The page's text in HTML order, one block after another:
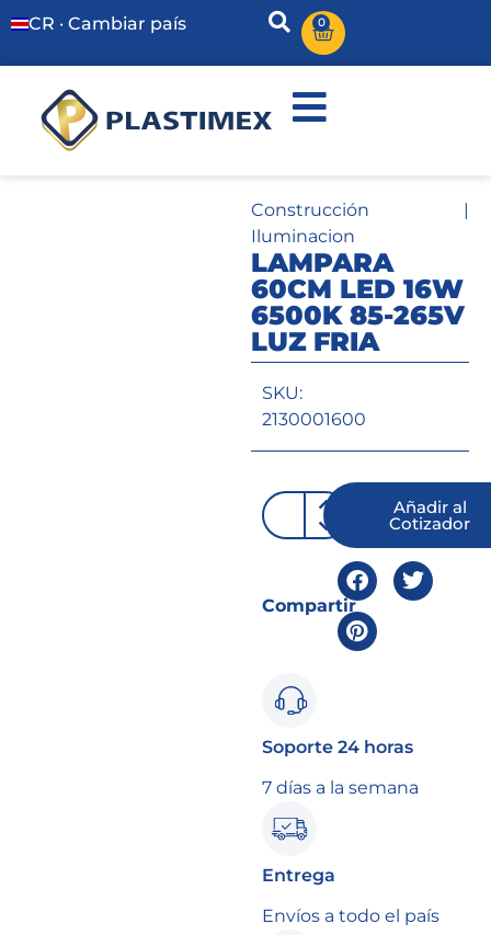
CR · Cambiar país 0
Construcción |
Iluminacion
LAMPARA
60CM LED 16W
6500K 85-265V
LUZ FRIA
SKU:
2130001600
Añadir al
Cotizador
Compartir
Soporte 24 horas
7 días a la semana
Entrega
Envíos a todo el país